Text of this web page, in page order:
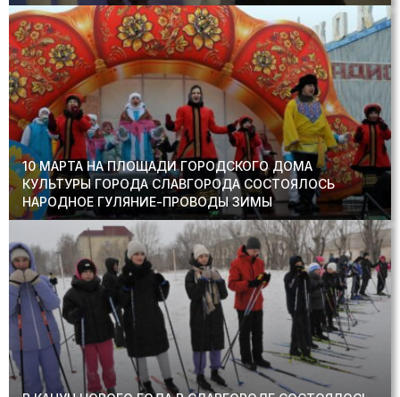
10 МАРТА НА ПЛОЩАДИ ГОРОДСКОГО ДОМА
КУЛЬТУРЫ ГОРОДА СЛАВГОРОДА СОСТОЯЛОСЬ
НАРОДНОЕ ГУЛЯНИЕ-ПРОВОДЫ ЗИМЫ